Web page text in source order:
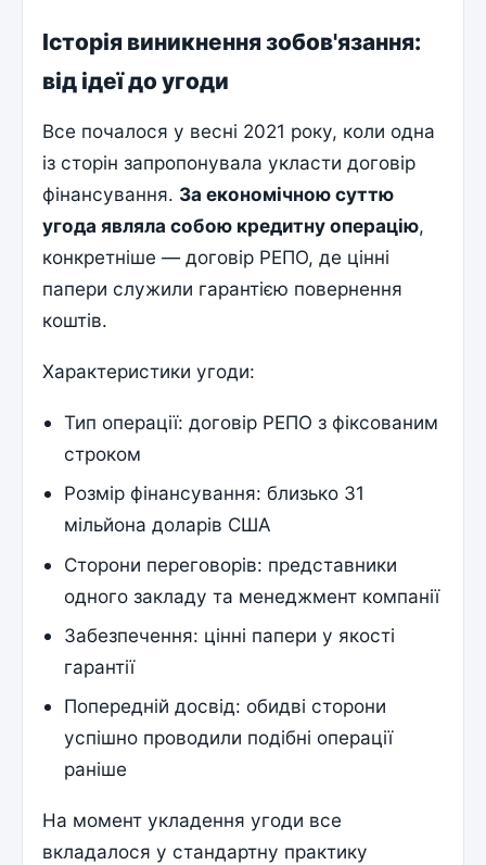
Історія виникнення зобов'язання:
від ідеї до угоди
Все почалося у весні 2021 року, коли одна
із сторін запропонувала укласти договір
фінансування. За економічною суттю
угода являла собою кредитну операцію,
конкретніше — договір РЕПО, де цінні
папери служили гарантією повернення
коштів.
Характеристики угоди:
Тип операції: договір РЕПО з фіксованим
строком
Розмір фінансування: близько 31
мільйона доларів США
Сторони переговорів: представники
одного закладу та менеджмент компанії
Забезпечення: цінні папери у якості
гарантії
Попередній досвід: обидві сторони
успішно проводили подібні операції
раніше
На момент укладення угоди все
вкладалося у стандартну практику